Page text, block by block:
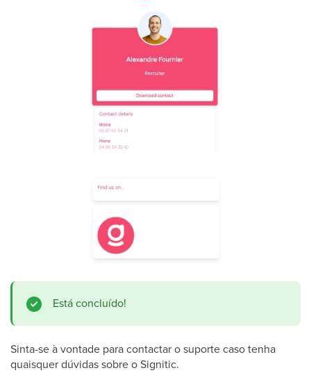
Está concluído!
Sinta-se à vontade para contactar o suporte caso tenha
quaisquer dúvidas sobre o Signitic.